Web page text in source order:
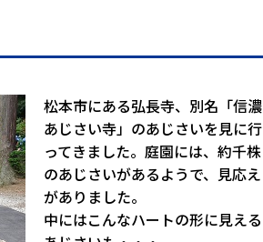
松本市にある弘長寺、別名「信濃
あじさい寺」のあじさいを見に行
ってきました。庭園には、約千株
のあじさいがあるようで、見応え
がありました。
中にはこんなハートの形に見える